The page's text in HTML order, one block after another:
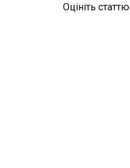
Оцініть статтю